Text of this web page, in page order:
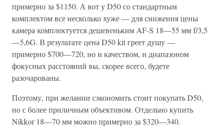
примерно за $1150. А вот у D50 со стандартным
комплектом все несколько хуже — для снижения цены
камера комплектуется дешевеньким AF-S 18—55 мм f/3,5
—5,6G. В результате цена D50 kit греет душу —
примерно $700—720, но и качеством, и диапазоном
фокусных расстояний вы, скорее всего, будете
разочарованы.
Поэтому, при желании сэкономить стоит покупать D50,
но с более приличным объективом. Отдельно купить
Nikkor 18—70 мм можно примерно за $320—340.